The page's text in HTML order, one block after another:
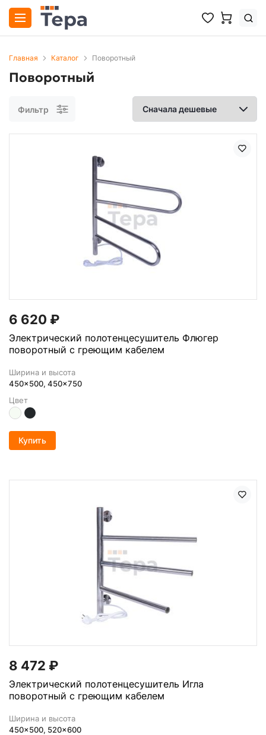
Главная Каталог Поворотный
Поворотный
Фильтр
6 620 ₽
Электрический полотенцесушитель Флюгер
поворотный с греющим кабелем
Ширина и высота
450x500, 450x750
Цвет
Купить
8 472 ₽
Электрический полотенцесушитель Игла
поворотный с греющим кабелем
Ширина и высота
450x500, 520x600